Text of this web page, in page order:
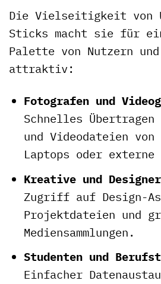
Die Vielseitigkeit von
Sticks macht sie für
Palette von Nutzern
attraktiv:
Fotografen und
Schnelles
und Videodateien von
Laptops oder
Kreative und
Zugriff auf Design-
Projektdateien und
Mediensammlungen.
Studenten und
Einfacher